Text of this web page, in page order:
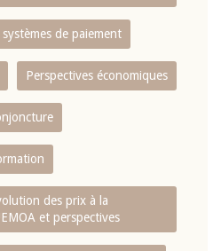
de paiement
Perspectives économiques
des prix à la
et perspectives